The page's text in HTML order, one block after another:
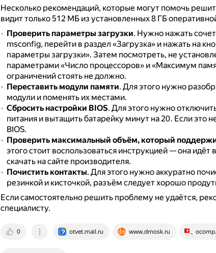
Несколько рекомендаций, которые могут помочь
видит только 512 МБ из установленных 8 ГБ
Проверить параметры загрузки. Нужно нажать
msconfig, перейти в раздел «Загрузка» и нажать на
параметры загрузки». Затем посмотреть, не
параметрами «Число процессоров» и «Максимум
ограничений стоять не должно.
Переставить модули памяти. Для этого нужно
модули и поменять их местами.
Сбросить настройки BIOS. Для этого нужно
питания и вытащить батарейку минут на 20. Если это
BIOS.
Проверить максимальный объём, который
этого стоит воспользоваться инструкцией — она
скачать на сайте производителя.
Почистить контакты. Для этого нужно аккуратно
резинкой и кисточкой, разъём следует хорошо
Если самостоятельно решить проблему не удаётся,
специалисту.
0 otvet.mail.ru www.dmosk.ru